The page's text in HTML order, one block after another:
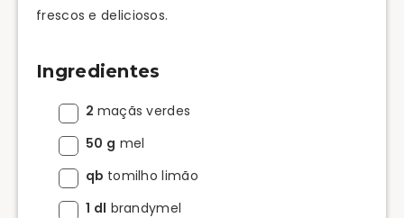
frescos e deliciosos.
Ingredientes
2 maçãs verdes
50 g mel
qb tomilho limão
1 dl brandymel